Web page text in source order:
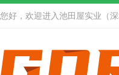
您好，欢迎进入池田屋实业（